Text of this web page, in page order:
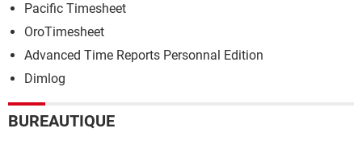
Pacific Timesheet
OroTimesheet
Advanced Time Reports Personnal Edition
Dimlog
BUREAUTIQUE